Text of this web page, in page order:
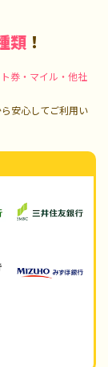
類 ！
券・マイル・他社
安心してご利用い